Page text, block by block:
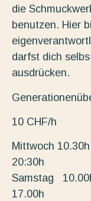
die
benutzen. Hier
darfst dich
ausdrücken.
10 CHF/h
Mittwoch
20:30h
Samstag
17.00h